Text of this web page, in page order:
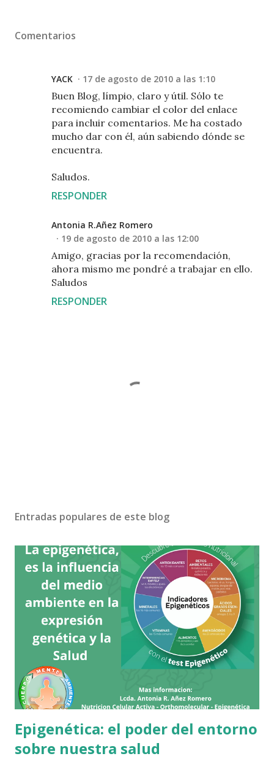
Comentarios
YACK 17 de agosto de 2010 a las 1:10
Buen Blog, límpio, claro y útil. Sólo te
recomiendo cambiar el color del enlace
para incluir comentarios. Me ha costado
mucho dar con él, aún sabiendo dónde se
encuentra.
Saludos.
RESPONDER
Antonia R.Añez Romero
19 de agosto de 2010 a las 12:00
Amigo, gracias por la recomendación,
ahora mismo me pondré a trabajar en ello.
Saludos
RESPONDER
b
t
a
Entradas populares de este blog
Epigenética: el poder del entorno
sobre nuestra salud